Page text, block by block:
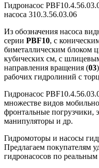
Гидронасос
насоса 310.3.56.03.06
Из обозначения насоса
серии PBF10, с
биметаллическим блоком
кубических см, с
направления вращения (03
рабочих гидролиний с
Гидронасос
множестве видов
фронтальные погрузчики,
манипуляторы и др.
Гидромоторы и насосы
Предлагаем покупателям
гидронасосов по